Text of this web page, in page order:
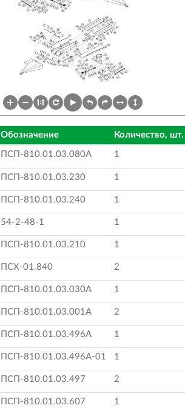
Обозначение Количество, шт.
ПСП-810.01.03.080А 1
ПСП-810.01.03.230 1
ПСП-810.01.03.240 1
54-2-48-1 1
ПСП-810.01.03.210 1
ПСХ-01.840 2
ПСП-810.01.03.030А 1
ПСП-810.01.03.001А 2
ПСП-810.01.03.496А 1
ПСП-810.01.03.496А-01 1
ПСП-810.01.03.497 2
ПСП-810.01.03.607 1